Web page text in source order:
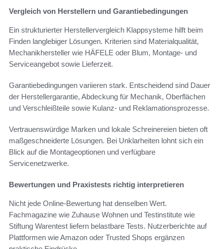
Vergleich von Herstellern und Garantiebedingungen
Ein strukturierter Herstellervergleich Klappsysteme hilft beim
Finden langlebiger Lösungen. Kriterien sind Materialqualität,
Mechanikhersteller wie HÄFELE oder Blum, Montage- und
Serviceangebot sowie Lieferzeit.
Garantiebedingungen variieren stark. Entscheidend sind Dauer
der Herstellergarantie, Abdeckung für Mechanik, Oberflächen
und Verschleißteile sowie Kulanz- und Reklamationsprozesse.
Vertrauenswürdige Marken und lokale Schreinereien bieten oft
maßgeschneiderte Lösungen. Bei Unklarheiten lohnt sich ein
Blick auf die Montageoptionen und verfügbare
Servicenetzwerke.
Bewertungen und Praxistests richtig interpretieren
Nicht jede Online-Bewertung hat denselben Wert.
Fachmagazine wie Zuhause Wohnen und Testinstitute wie
Stiftung Warentest liefern belastbare Tests. Nutzerberichte auf
Plattformen wie Amazon oder Trusted Shops ergänzen